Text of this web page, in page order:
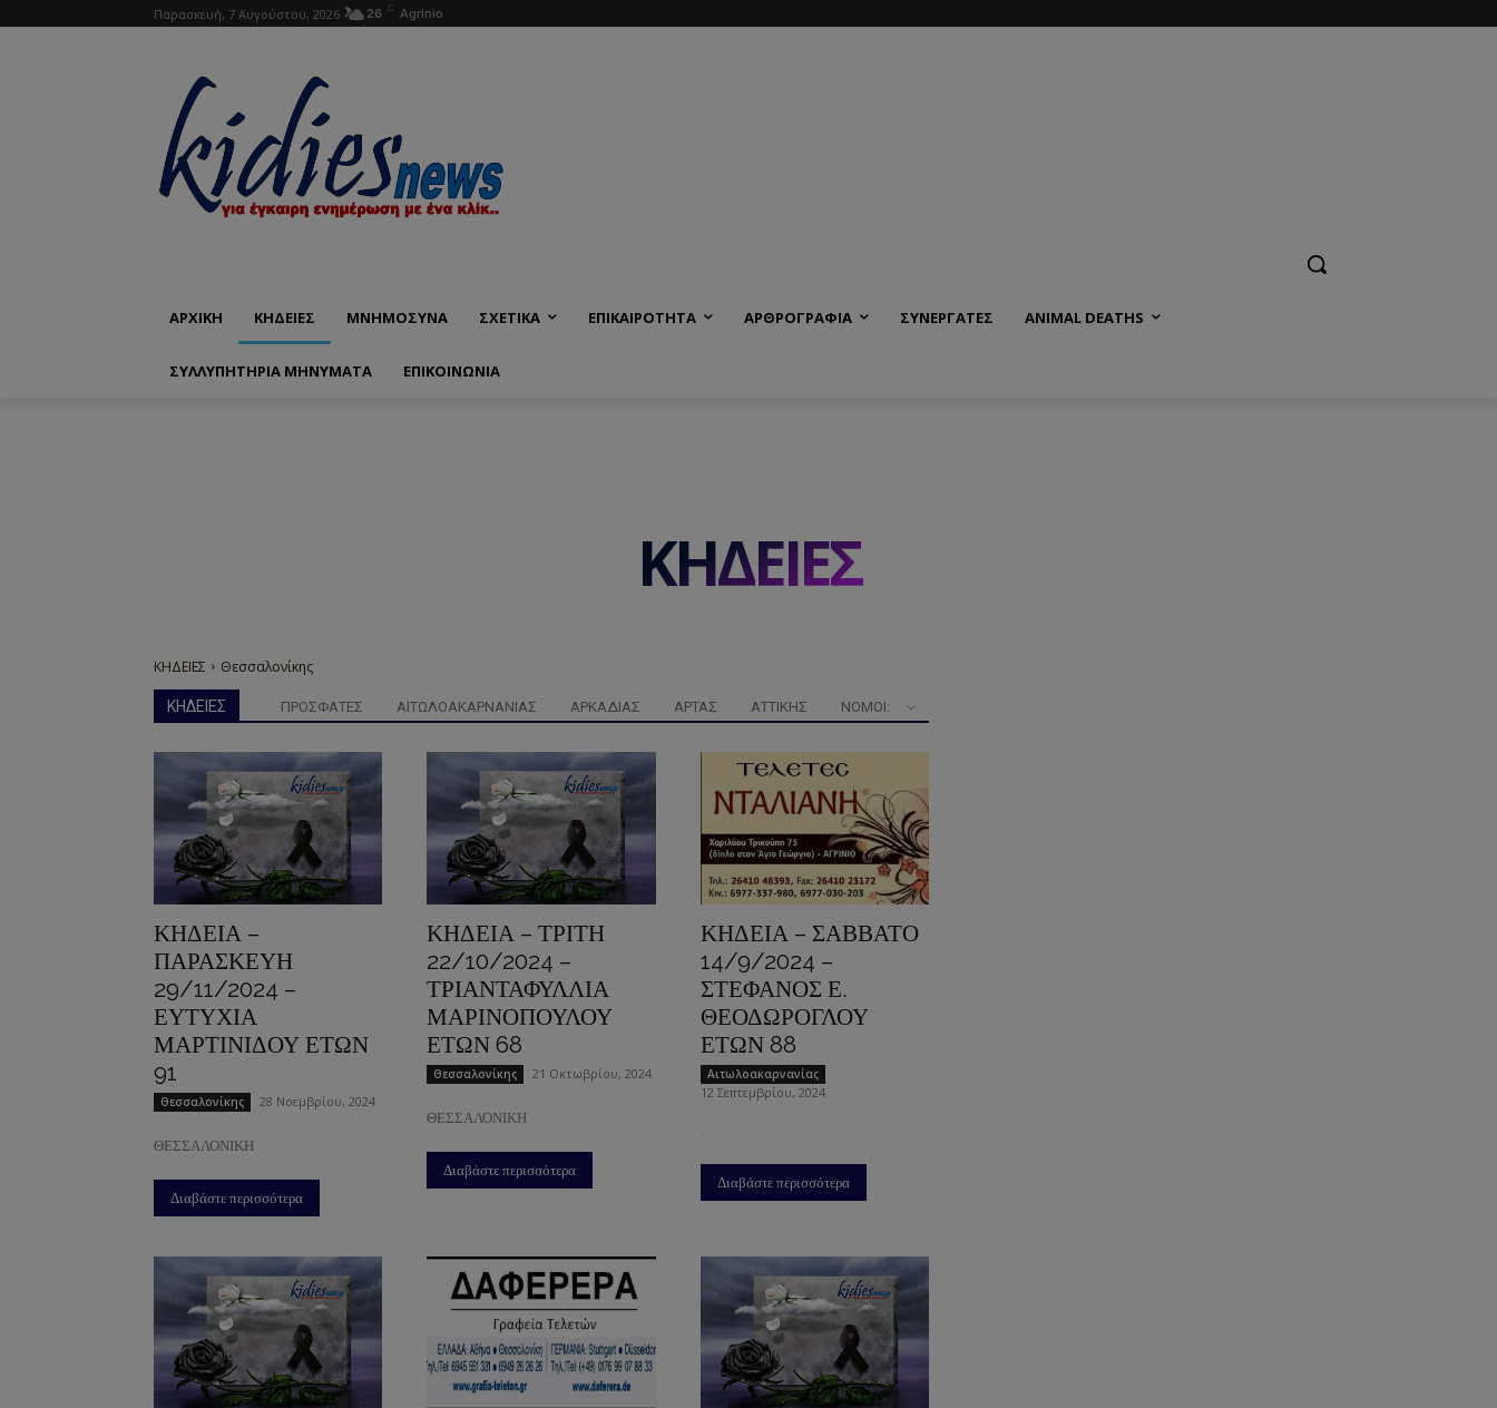
Παρασκευή, 7 Αυγούστου, 2026 26 C Agrinio
ΑΡΧΙΚΗ ΚΗΔΕΙΕΣ ΜΝΗΜΟΣΥΝΑ ΣΧΕΤΙΚΑ ΕΠΙΚΑΙΡΟΤΗΤΑ ΑΡΘΡΟΓΡΑΦΙΑ ΣΥΝΕΡΓΑΤΕΣ ANIMAL DEATHS
ΣΥΛΛΥΠΗΤΗΡΙΑ ΜΗΝΥΜΑΤΑ ΕΠΙΚΟΙΝΩΝΊΑ
ΚΗΔΕΙΕΣ
ΚΗΔΕΙΕΣ Θεσσαλονίκης
ΚΗΔΕΙΕΣ ΠΡΟΣΦΑΤΕΣ AΙΤΩΛΟΑΚΑΡΝΑΝΊΑΣ ΑΡΚΑΔΊΑΣ ΆΡΤΑΣ ΑΤΤΙΚΉΣ ΝΟΜΟΊ:
ΚΗΔΕΙΑ –
ΠΑΡΑΣΚΕΥΗ
29/11/2024 –
ΕΥΤΥΧΙΑ
ΜΑΡΤΙΝΙΔΟΥ ΕΤΩΝ
91
Θεσσαλονίκης 28 Νοεμβρίου, 2024
ΘΕΣΣΑΛΟΝΙΚΗ
Διαβάστε περισσότερα
ΚΗΔΕΙΑ – ΤΡΙΤΗ
22/10/2024 –
ΤΡΙΑΝΤΑΦΥΛΛΙΑ
ΜΑΡΙΝΟΠΟΥΛΟΥ
ΕΤΩΝ 68
Θεσσαλονίκης 21 Οκτωβρίου, 2024
ΘΕΣΣΑΛΟΝΙΚΗ
Διαβάστε περισσότερα
ΚΗΔΕΙΑ – ΣΑΒΒΑΤΟ
14/9/2024 –
ΣΤΕΦΑΝΟΣ Ε.
ΘΕΟΔΩΡΟΓΛΟΥ
ΕΤΩΝ 88
Aιτωλοακαρνανίας
12 Σεπτεμβρίου, 2024
.
Διαβάστε περισσότερα